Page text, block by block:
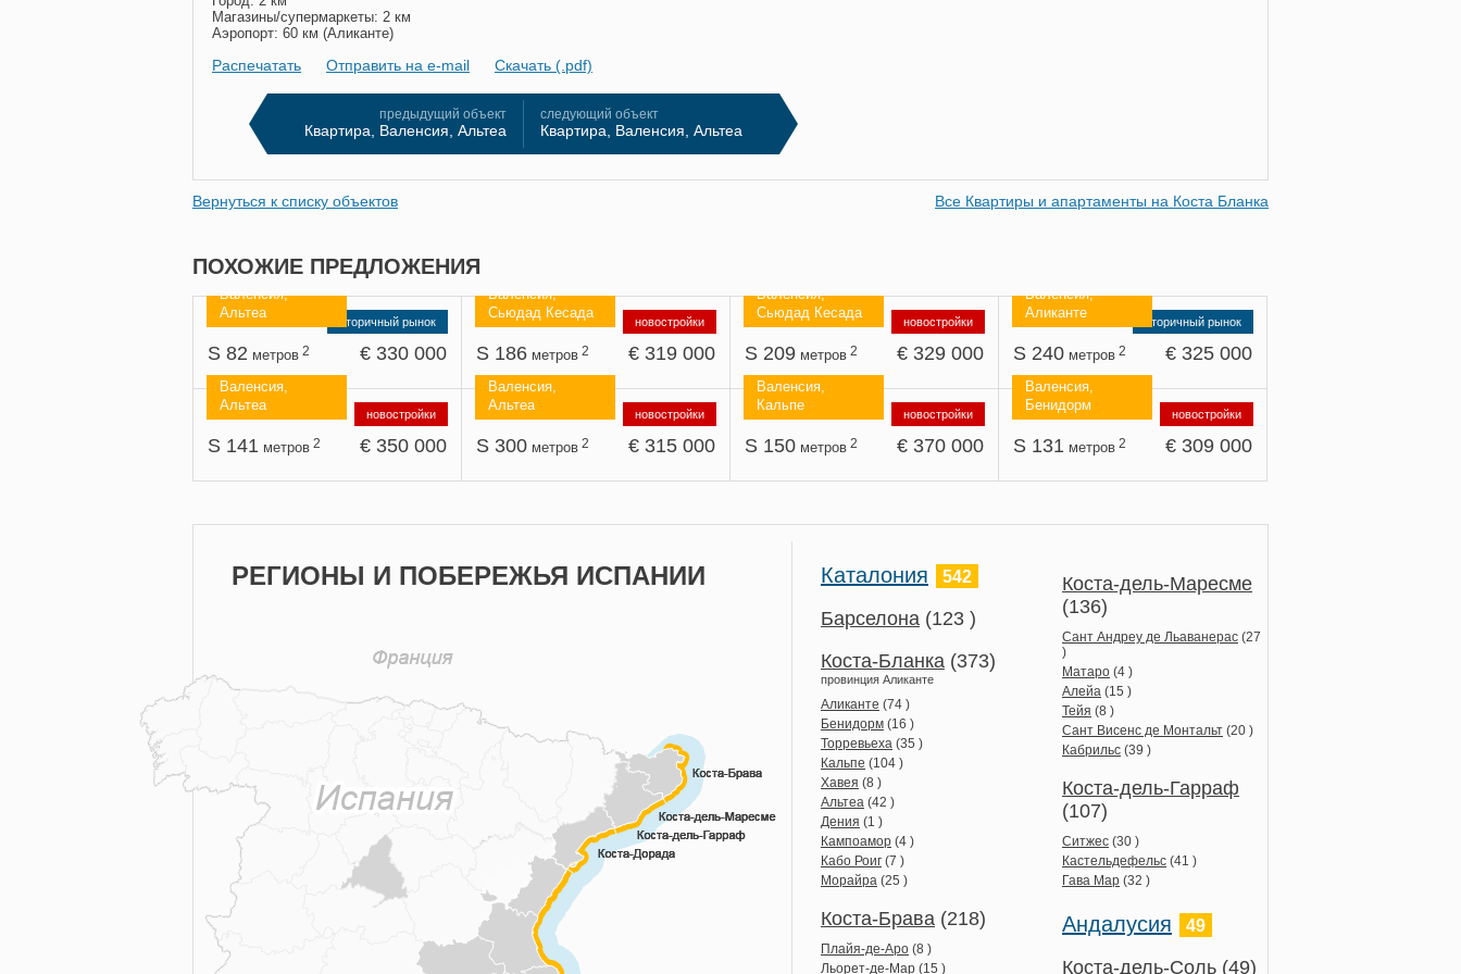
Магазины/супермаркеты: 2 км
Аэропорт: 60 км (Аликанте)
Распечатать Oтправить на e-mail Скачать (.pdf)
предыдущий объект
Квартира, Валенсия, Альтеа
следующий объект
Квартира, Валенсия, Альтеа
Вернуться к списку объектов Все Квартиры и апартаменты на Коста Бланка
ПОХОЖИЕ ПРЕДЛОЖЕНИЯ
вторичный рынок
Валенсия,
Альтеа
S 82 метров2 € 330 000
новостройки
Валенсия,
Сьюдад Кесада
S 186 метров2 € 319 000
новостройки
Валенсия,
Сьюдад Кесада
S 209 метров2 € 329 000
вторичный рынок
Валенсия,
Аликанте
S 240 метров2 € 325 000
новостройки
Валенсия,
Альтеа
S 141 метров2 € 350 000
новостройки
Валенсия,
Альтеа
S 300 метров2 € 315 000
новостройки
Валенсия,
Кальпе
S 150 метров2 € 370 000
новостройки
Валенсия,
Бенидорм
S 131 метров2 € 309 000
РЕГИОНЫ И ПОБЕРЕЖЬЯ ИСПАНИИ Каталония 542
Барселона (123 )
Коста-Бланка (373)
провинция Аликанте
Аликанте (74 )
Бенидорм (16 )
Торревьеха (35 )
Кальпе (104 )
Хавея (8 )
Альтеа (42 )
Дения (1 )
Кампоамор (4 )
Кабо Роиг (7 )
Морайра (25 )
Коста-Брава (218)
Плайя-де-Аро (8 )
Льорет-де-Мар (15 )
Коста-дель-Маресме
(136)
Сант Андреу де Льаванерас (27
)
Матаро (4 )
Алейа (15 )
Тейя (8 )
Сант Висенс де Монтальт (20 )
Кабрильс (39 )
Коста-дель-Гарраф
(107)
Ситжес (30 )
Кастельдефельс (41 )
Гава Мар (32 )
Андалусия 49
Коста-дель-Соль (49)